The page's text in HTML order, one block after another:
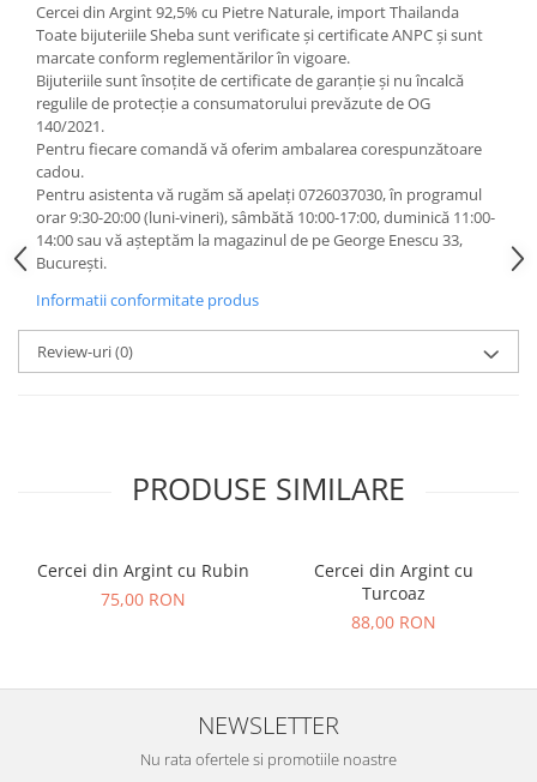
Cercei din Argint 92,5% cu Pietre Naturale, import Thailanda
Toate bijuteriile Sheba sunt verificate şi certificate ANPC și sunt
marcate conform reglementărilor în vigoare.
Bijuteriile sunt însoţite de certificate de garanţie și nu încalcă
regulile de protecție a consumatorului prevăzute de OG
140/2021.
Pentru fiecare comandă vă oferim ambalarea corespunzătoare
cadou.
Pentru asistenta vă rugăm să apelați 0726037030, în programul
orar 9:30-20:00 (luni-vineri), sâmbătă 10:00-17:00, duminică 11:00-
14:00 sau vă așteptăm la magazinul de pe George Enescu 33,
București.
Informatii conformitate produs
Review-uri(0)
PRODUSE SIMILARE
Cercei din Argint cu Rubin
75,00 RON
Cercei din Argint cu
Turcoaz
88,00 RON
NEWSLETTER
Nu rata ofertele si promotiile noastre